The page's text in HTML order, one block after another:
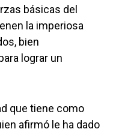
básicas del
la imperiosa
bien
lograr un
que tiene como
afirmó le ha dado